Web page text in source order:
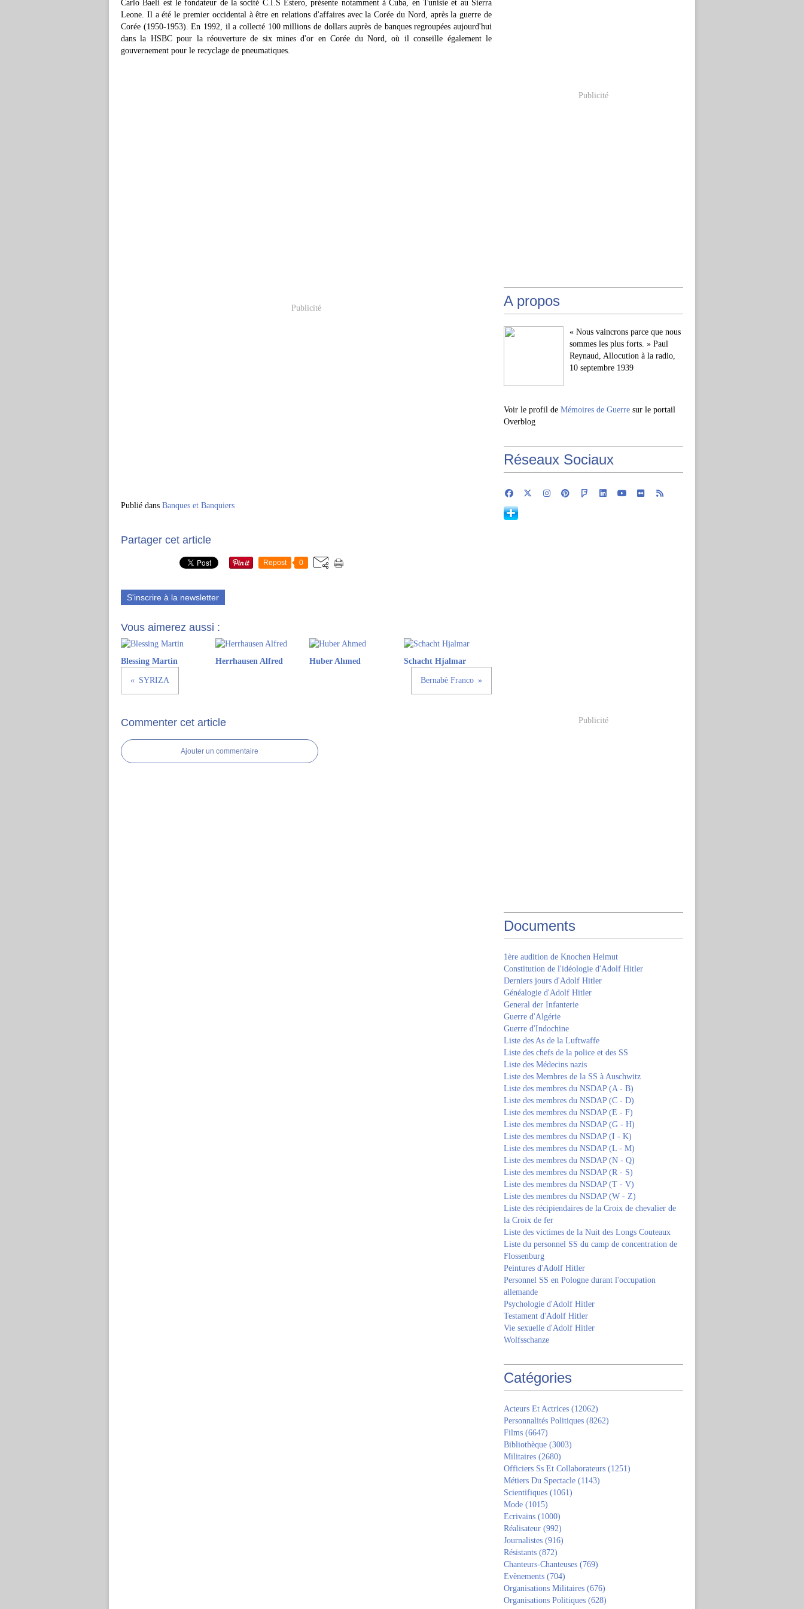
Carlo Baeli est le fondateur de la socité C.I.S Estero, présente notamment à Cuba, en Tunisie et au Sierra
Leone. Il a été le premier occidental à être en relations d'affaires avec la Corée du Nord, après la guerre de
Corée (1950-1953). En 1992, il a collecté 100 millions de dollars auprès de banques regroupées aujourd'hui
dans la HSBC pour la réouverture de six mines d'or en Corée du Nord, où il conseille également le
gouvernement pour le recyclage de pneumatiques.
Publicité
Publié dans Banques et Banquiers
Partager cet article
Repost 0
S'inscrire à la newsletter
Vous aimerez aussi :
Blessing Martin Herrhausen Alfred Huber Ahmed Schacht Hjalmar
SYRIZA Bernabè Franco
Commenter cet article
Ajouter un commentaire
Publicité
A propos
« Nous vaincrons parce que nous
sommes les plus forts. » Paul
Reynaud, Allocution à la radio,
10 septembre 1939
Voir le profil de Mémoires de Guerre sur le portail
Overblog
Réseaux Sociaux
Publicité
Documents
1ère audition de Knochen Helmut
Constitution de l'idéologie d'Adolf Hitler
Derniers jours d'Adolf Hitler
Généalogie d'Adolf Hitler
General der Infanterie
Guerre d'Algérie
Guerre d'Indochine
Liste des As de la Luftwaffe
Liste des chefs de la police et des SS
Liste des Médecins nazis
Liste des Membres de la SS à Auschwitz
Liste des membres du NSDAP (A - B)
Liste des membres du NSDAP (C - D)
Liste des membres du NSDAP (E - F)
Liste des membres du NSDAP (G - H)
Liste des membres du NSDAP (I - K)
Liste des membres du NSDAP (L - M)
Liste des membres du NSDAP (N - Q)
Liste des membres du NSDAP (R - S)
Liste des membres du NSDAP (T - V)
Liste des membres du NSDAP (W - Z)
Liste des récipiendaires de la Croix de chevalier de
la Croix de fer
Liste des victimes de la Nuit des Longs Couteaux
Liste du personnel SS du camp de concentration de
Flossenburg
Peintures d'Adolf Hitler
Personnel SS en Pologne durant l'occupation
allemande
Psychologie d'Adolf Hitler
Testament d'Adolf Hitler
Vie sexuelle d'Adolf Hitler
Wolfsschanze
Catégories
Acteurs Et Actrices (12062)
Personnalités Politiques (8262)
Films (6647)
Bibliothèque (3003)
Militaires (2680)
Officiers Ss Et Collaborateurs (1251)
Métiers Du Spectacle (1143)
Scientifiques (1061)
Mode (1015)
Ecrivains (1000)
Réalisateur (992)
Journalistes (916)
Résistants (872)
Chanteurs-Chanteuses (769)
Evènements (704)
Organisations Militaires (676)
Organisations Politiques (628)